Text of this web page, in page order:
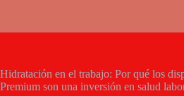
Hidratación en el trabajo: Por qué los
Premium son una inversión en salud